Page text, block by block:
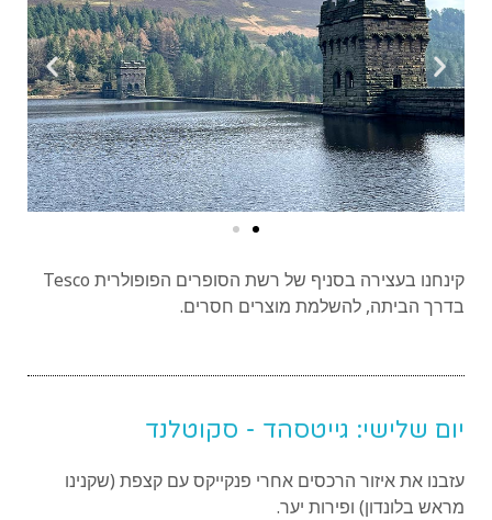
קינחנו בעצירה בסניף של רשת הסופרים הפופולרית Tesco
בדרך הביתה, להשלמת מוצרים חסרים.
יום שלישי: גייטסהד - סקוטלנד
עזבנו את איזור הרכסים אחרי פנקייקס עם קצפת (שקנינו
מראש בלונדון) ופירות יער.